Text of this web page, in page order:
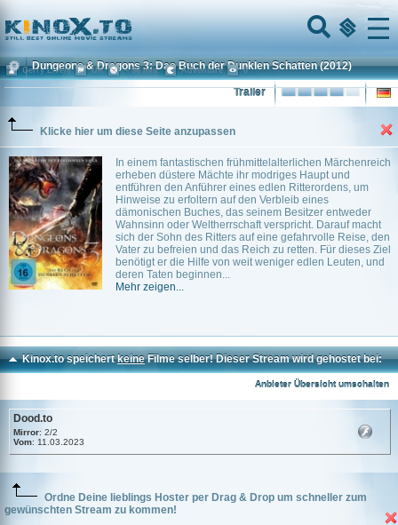
Home
Menu
Dungeons & Dragons 3: Das Buch der Dunklen Schatten (2012)
Trailer
Klicke hier um diese Seite anzupassen
In einem fantastischen frühmittelalterlichen Märchenreich
erheben düstere Mächte ihr modriges Haupt und
entführen den Anführer eines edlen Ritterordens, um
Hinweise zu erfoltern auf den Verbleib eines
dämonischen Buches, das seinem Besitzer entweder
Wahnsinn oder Weltherrschaft verspricht. Darauf macht
sich der Sohn des Ritters auf eine gefahrvolle Reise, den
Vater zu befreien und das Reich zu retten. Für dieses Ziel
benötigt er die Hilfe von weit weniger edlen Leuten, und
deren Taten beginnen...
Mehr zeigen...
Gerry Lively UK ~ 90 min. Adventure 0
Kinox.to speichertkeineFilme selber! Dieser Stream wird gehostet bei:
Anbieter Übersicht umschalten
Dood.to
Mirror: 2/2
Vom: 11.03.2023
Ordne Deine lieblings Hoster per Drag & Drop um schneller zum
gewünschten Stream zu kommen!